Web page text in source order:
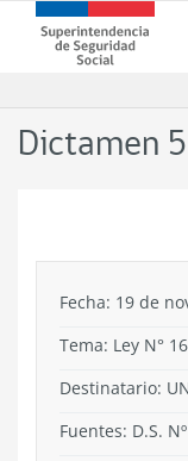
contenido
de
-
Dictamen
Fecha: 19 de
Tema: Ley N°
Destinatario:
Fuentes: D.S.